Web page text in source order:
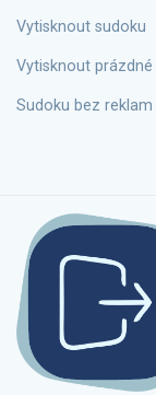
Vytisknout sudoku
Vytisknout
Sudoku bez reklam